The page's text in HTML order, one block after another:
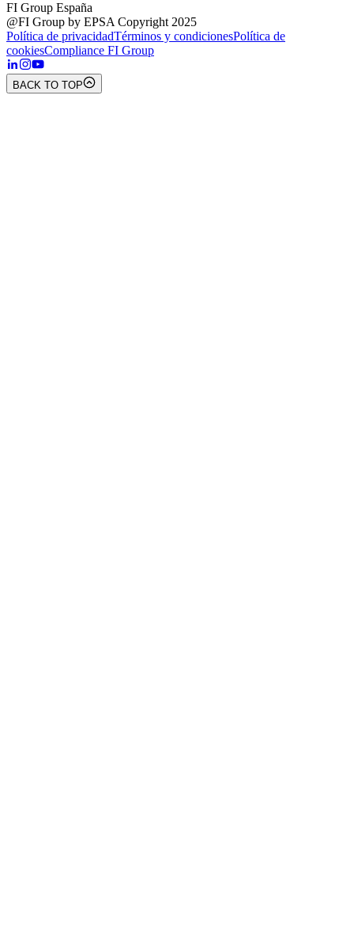
FI Group España
@FI Group by EPSA Copyright 2025
Política de privacidadTérminos y condicionesPolítica de
cookiesCompliance FI Group
BACK TO TOP